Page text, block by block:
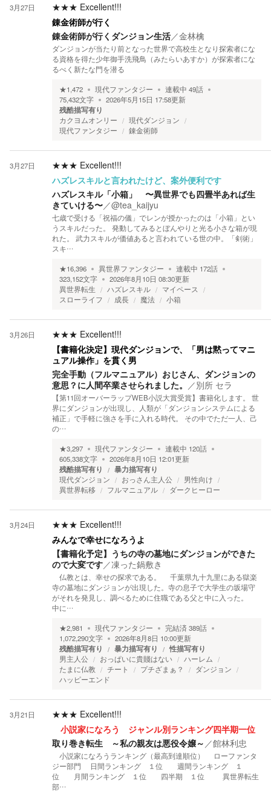
3月27日 ★★★ Excellent!!!
錬金術師が行く
錬金術師が行くダンジョン生活／金林檎
ダンジョンが当たり前となった世界で高校生となり探索者にな
る資格を得た少年御手洗飛鳥（みたらいあすか）が探索者にな
るべく新たな門を潜る
★1,472 現代ファンタジー 連載中 49話
75,432文字 2026年5月15日 17:58更新
残酷描写有り
カクヨムオンリー
現代ダンジョン
現代ファンタジー
錬金術師
3月27日 ★★★ Excellent!!!
ハズレスキルと言われたけど、案外便利です
ハズレスキル「小箱」 〜異世界でも四畳半あれば生
きていける〜／@tea_kaijyu
七歳で受ける「祝福の儀」でレンが授かったのは「小箱」とい
うスキルだった。 発動してみるとぼんやりと光る小さな箱が現
れた。 武力スキルが価値あると言われている世の中。「剣術」
スキ…
★16,396 異世界ファンタジー 連載中 172話
323,152文字 2026年8月10日 08:30更新
異世界転生
ハズレスキル
マイペース
スローライフ
成長 魔法 小箱
3月26日 ★★★ Excellent!!!
【書籍化決定】現代ダンジョンで、「男は黙ってマニ
ュアル操作」を貫く男
完全手動（フルマニュアル）おじさん、ダンジョンの
意思？に人間卒業させられました。 ／別所 セラ
【第11回オーバーラップWEB小説大賞受賞】書籍化します。 世
界にダンジョンが出現し、人類が「ダンジョンシステムによる
補正」で手軽に強さを手に入れる時代。 その中でただ一人、己
の…
★3,297 現代ファンタジー 連載中 120話
605,338文字 2026年8月10日 12:01更新
残酷描写有り 暴力描写有り
現代ダンジョン おっさん主人公
男性向け
異世界転移
フルマニュアル ダークヒーロー
3月24日 ★★★ Excellent!!!
みんなで幸せになろうよ
【書籍化予定】うちの寺の墓地にダンジョンができた
ので大変です／凍った鍋敷き
仏教とは、幸せの探求である。 千葉県九十九里にある獄楽
寺の墓地にダンジョンが出現した。寺の息子で大学生の坂場守
がそれを発見し、調べるために住職である父と中に入った。
中に…
★2,981 現代ファンタジー 完結済389話
1,072,290文字 2026年8月8日 10:00更新
残酷描写有り 暴力描写有り 性描写有り
男主人公 おっぱいに貴賤はない
ハーレム
たまに仏教
チート プチざまぁ？
ダンジョン
ハッピーエンド
3月21日 ★★★ Excellent!!!
小説家になろう ジャンル別ランキング四半期一位
取り巻き転生 ～私の親友は悪役令嬢～ ／館林利忠
小説家になろうランキング（最高到達順位） ローファンタ
ジー部門 日間ランキング １位 週間ランキング １
位 月間ランキング １位 四半期 １位 異世界転生
部…